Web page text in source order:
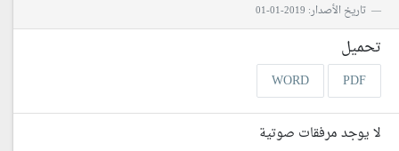
تاريخ الأصدار: 2019-01-01
تحميل
PDF
WORD
لا يوجد مرفقات صوتية